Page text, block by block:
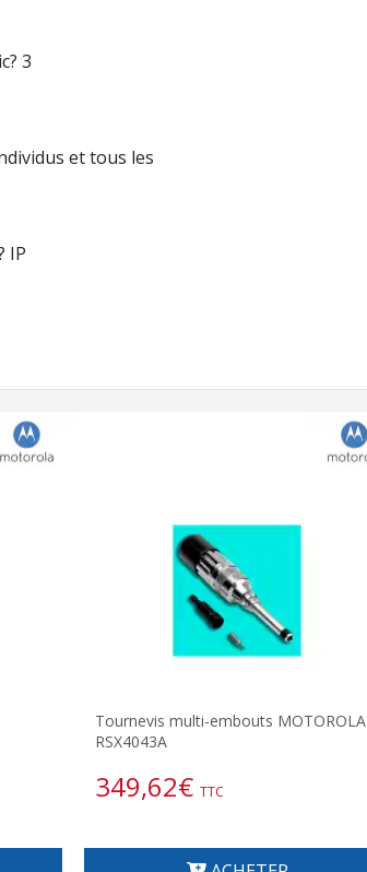
3
et tous les
IP
Tournevis multi-embouts MOTOROLA
RSX4043A
349,62€ TTC